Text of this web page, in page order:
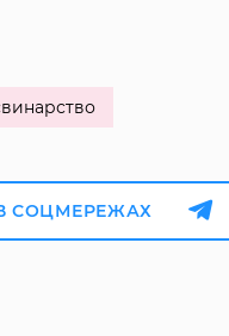
СОЦМЕРЕЖАХ